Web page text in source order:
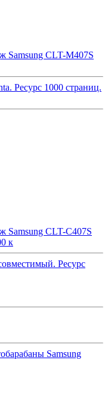
Samsung CLT-M407S
Ресурс 1000 страниц.
Samsung CLT-C407S
к
Ресурс
Samsung